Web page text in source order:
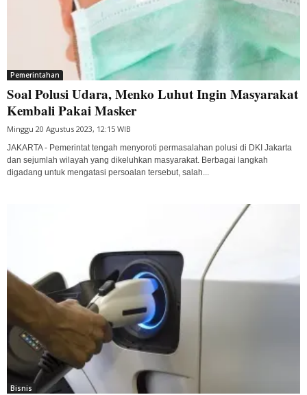
Pemerintahan
Soal Polusi Udara, Menko Luhut Ingin Masyarakat
Kembali Pakai Masker
Minggu 20 Agustus 2023, 12:15 WIB
JAKARTA - Pemerintat tengah menyoroti permasalahan polusi di DKI Jakarta
dan sejumlah wilayah yang dikeluhkan masyarakat. Berbagai langkah
digadang untuk mengatasi persoalan tersebut, salah...
Bisnis